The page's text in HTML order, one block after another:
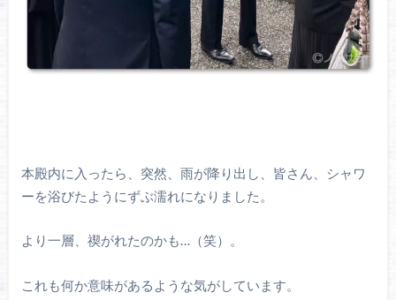
本殿内に入ったら、突然、雨が降り出し、皆さん、シャワ
ーを浴びたようにずぶ濡れになりました。
より一層、禊がれたのかも…（笑）。
これも何か意味があるような気がしています。